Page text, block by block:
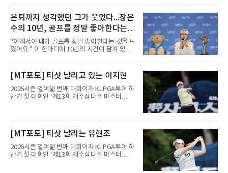
은퇴까지 생각했던 그가 웃었다...장은
수의 10년, 골프를 정말 좋아한다는
걸 느꼈다
"이제서야 내가 골프를 정말 좋아한다는 것을 느
꼈어요." 이 한마디에 10년의 시간이 담겨 있었
인왕 장은수가 9일 끝난 제주삼다수 마스터스에
서 정상에 올랐다.출발은 화려했다. 상비군과 국
가대표를 거쳐 투어에 입성한 장은수는 데뷔 첫
해 우승은 없었지만 생애 한 번뿐인 신인상을 받
았다.그러나 이후가 길고 험했다. 한동안 우승을
전권을 잃는 등 두 투어를 오가는 일이 반복됐다.
[MT포토] 티샷 날리고 있는 이지현
2026시즌 열여덟 번째 대회이자 KLPGA투어 하
반기 첫 대회인 ‘제13회 제주삼다수 마스터
트(파72/6,767야드)에서 열리고 있다.9일 현재
홀에서 경기하고 있다.
[MT포토] 티샷 날리는 유현조
2026시즌 열여덟 번째 대회이자 KLPGA투어 하
반기 첫 대회인 ‘제13회 제주삼다수 마스터